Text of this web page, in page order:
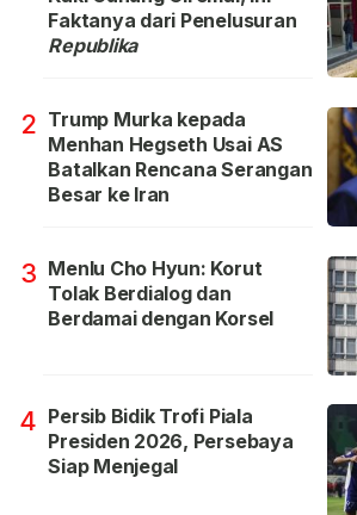
Faktanya dari Penelusuran
Republika
2 Trump Murka kepada
Menhan Hegseth Usai AS
Batalkan Rencana Serangan
Besar ke Iran
3 Menlu Cho Hyun: Korut
Tolak Berdialog dan
Berdamai dengan Korsel
4 Persib Bidik Trofi Piala
Presiden 2026, Persebaya
Siap Menjegal